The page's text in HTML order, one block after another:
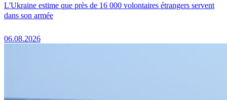
L'Ukraine estime que près de 16 000 volontaires étrangers servent
dans son armée
06.08.2026